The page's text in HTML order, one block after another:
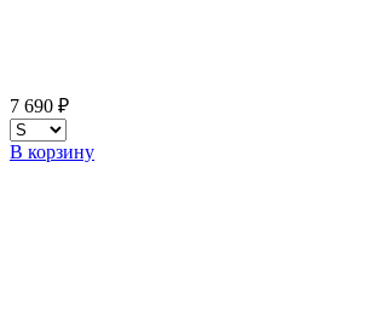
7 690 ₽
В корзину